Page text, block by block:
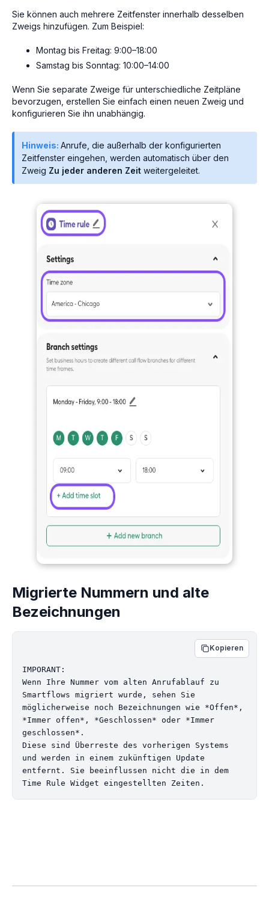
Sie können auch mehrere Zeitfenster innerhalb desselben
Zweigs hinzufügen. Zum Beispiel:
Montag bis Freitag: 9:00–18:00
Samstag bis Sonntag: 10:00–14:00
Wenn Sie separate Zweige für unterschiedliche Zeitpläne
bevorzugen, erstellen Sie einfach einen neuen Zweig und
konfigurieren Sie ihn unabhängig.
Hinweis: Anrufe, die außerhalb der konfigurierten
Zeitfenster eingehen, werden automatisch über den
Zweig Zu jeder anderen Zeit weitergeleitet.
Migrierte Nummern und alte
Bezeichnungen
Kopieren
IMPORANT:
Wenn Ihre Nummer vom alten Anrufablauf zu
Smartflows migriert wurde, sehen Sie
möglicherweise noch Bezeichnungen wie *Offen*,
*Immer offen*, *Geschlossen* oder *Immer
geschlossen*.
Diese sind Überreste des vorherigen Systems
und werden in einem zukünftigen Update
entfernt. Sie beeinflussen nicht die in dem